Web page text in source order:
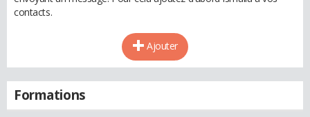
contacts.
Ajouter
Formations